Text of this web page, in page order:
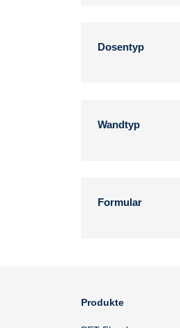
Dosentyp
Wandtyp
Formular
Produkte